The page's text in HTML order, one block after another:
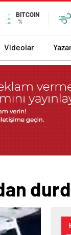
BITCOIN
%
Videolar